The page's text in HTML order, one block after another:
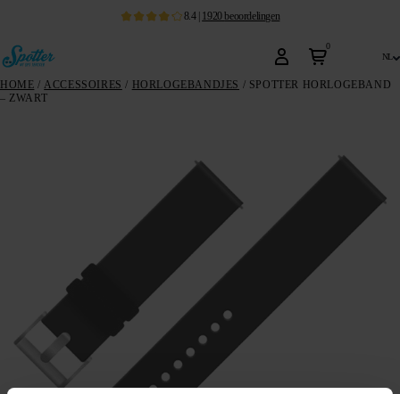
8.4| 1920beoordelingen
0
nl
HOME / ACCESSOIRES / HORLOGEBANDJES / SPOTTER HORLOGEBAND
– ZWART